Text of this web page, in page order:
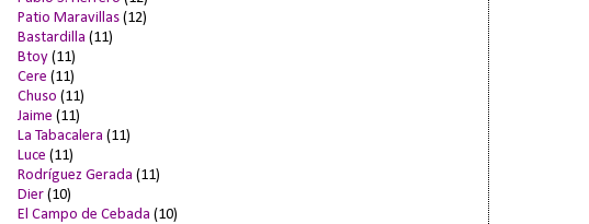
Patio Maravillas (12)
Bastardilla (11)
Btoy (11)
Cere (11)
Chuso (11)
Jaime (11)
La Tabacalera (11)
Luce (11)
Rodríguez Gerada (11)
Dier (10)
El Campo de Cebada (10)